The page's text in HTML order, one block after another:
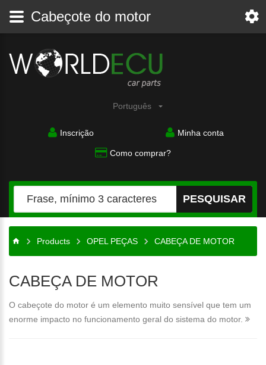
Português
Inscrição Minha conta
Como comprar?
PESQUISAR
Products OPEL PEÇAS CABEÇA DE MOTOR
CABEÇA DE MOTOR
O cabeçote do motor é um elemento muito sensível que tem um
enorme impacto no funcionamento geral do sistema do motor.
Cabeçote do motor